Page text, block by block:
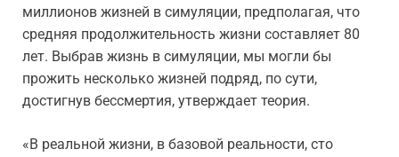
миллионов жизней в симуляции, предполагая, что
средняя продолжительность жизни составляет 80
лет. Выбрав жизнь в симуляции, мы могли бы
прожить несколько жизней подряд, по сути,
достигнув бессмертия, утверждает теория.
«В реальной жизни, в базовой реальности, сто